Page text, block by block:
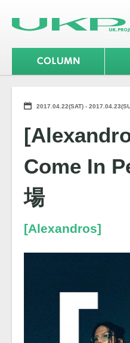
2017.04.22(SAT) -
Come In
場
[Alexandros]